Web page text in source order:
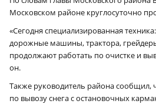
Московском районе круглосуточно
«Сегодня специализированная
дорожные машины, трактора,
продолжают работать по очистке и
он.
Также руководитель района сообщил,
по вывозу снега с остановочных